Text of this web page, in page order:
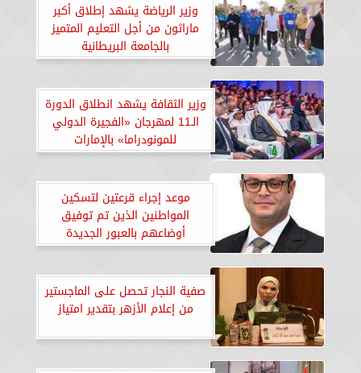
وزير الرياضة يشهد إطلاق أكبر
ماراثون من أجل التعليم المتميز
بالجامعة البريطانية
وزير الثقافة يشهد انطلاق الدورة
الـ11 لمهرجان «الفجيرة الدولي
للمونودراما» بالإمارات
موعد إجراء قرعتين لتسكين
المواطنين الذين تم توفيق
أوضاعهم بالعبور الجديدة
صفية النجار تحصل على الماجستير
من إعلام الأزهر بتقدير امتياز